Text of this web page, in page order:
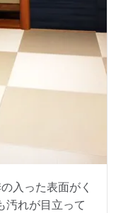
入った表面がく
汚れが目立って